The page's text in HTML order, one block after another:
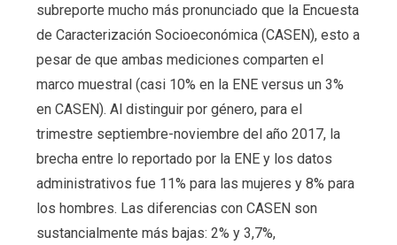
subreporte mucho más pronunciado que la Encuesta
de Caracterización Socioeconómica (CASEN), esto a
pesar de que ambas mediciones comparten el
marco muestral (casi 10% en la ENE versus un 3%
en CASEN). Al distinguir por género, para el
trimestre septiembre-noviembre del año 2017, la
brecha entre lo reportado por la ENE y los datos
administrativos fue 11% para las mujeres y 8% para
los hombres. Las diferencias con CASEN son
sustancialmente más bajas: 2% y 3,7%,